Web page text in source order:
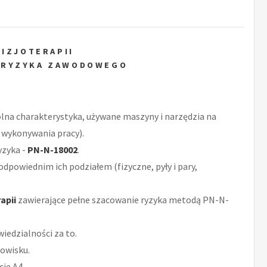
ZAWODOWEGO
charakterystyka, używane maszyny i narzędzia na
pracy).
- PN-N-18002.
ich podziałem (fizyczne, pyły i pary,
zawierające pełne szacowanie ryzyka metodą PN-N-
za to.